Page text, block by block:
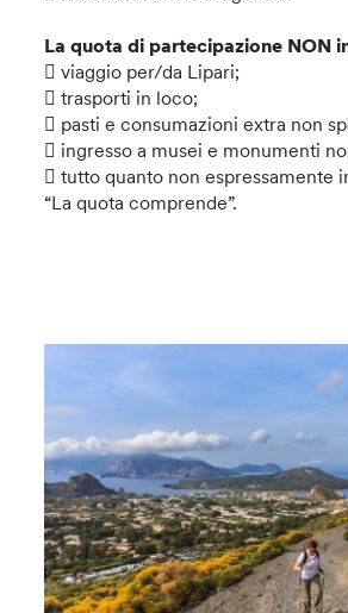
La quota di partecipazione NON
 viaggio per/da Lipari;
 trasporti in loco;
 pasti e consumazioni extra non
 ingresso a musei e monumenti
 tutto quanto non espressamente
“La quota comprende”.